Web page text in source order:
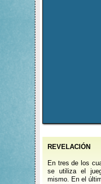
REVELACIÓN
En tres de los
se utiliza el
mismo. En el